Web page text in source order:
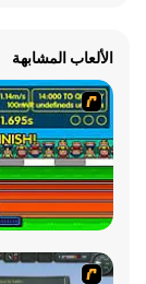
الألعاب المشابهة